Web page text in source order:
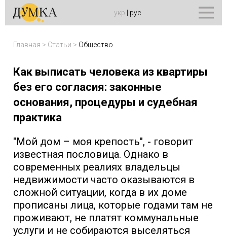
укр рус
Главная > Статьи > Общество
Как выписать человека из квартиры
без его согласия: законные
основания, процедуры и судебная
практика
"Мой дом – моя крепость", - говорит
известная пословица. Однако в
современных реалиях владельцы
недвижимости часто оказываются в
сложной ситуации, когда в их доме
прописаны лица, которые годами там не
проживают, не платят коммунальные
услуги и не собираются выселяться